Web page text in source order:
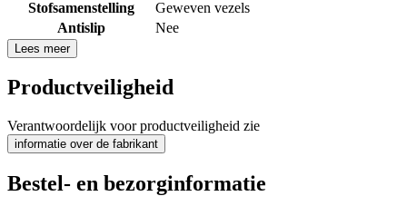
Stofsamenstelling
Geweven vezels
Antislip
Nee
Lees meer
Productveiligheid
Verantwoordelijk voor productveiligheid zie
informatie over de fabrikant
Bestel- en bezorginformatie